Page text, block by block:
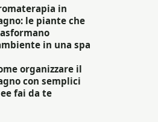
in
le piante che
in una spa
organizzare il
con semplici
fai da te